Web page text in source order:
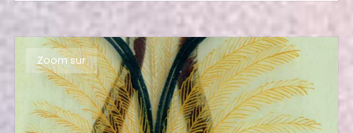
Zoom sur